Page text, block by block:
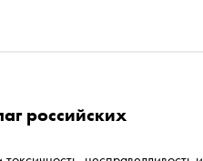
российских